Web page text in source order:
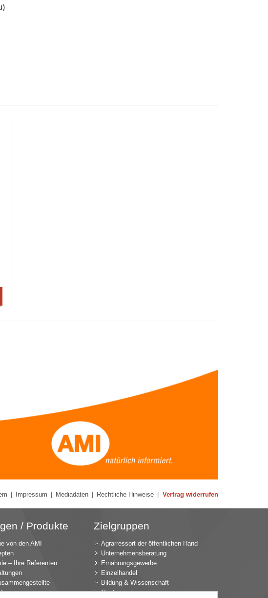
Impressum Mediadaten Rechtliche Hinweise Vertrag widerrufen
/ Produkte
von den AMI
– Ihre Referenten
Zielgruppen
Agrarressort der öffentlichen Hand
Unternehmensberatung
Ernährungsgewerbe
Einzelhandel
Bildung & Wissenschaft
Gastgewerbe